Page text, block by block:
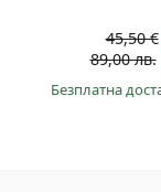
45,50 €
89,00 лв.
Безплатна